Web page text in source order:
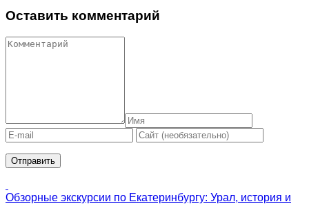
Оставить комментарий
Обзорные экскурсии по Екатеринбургу: Урал, история и